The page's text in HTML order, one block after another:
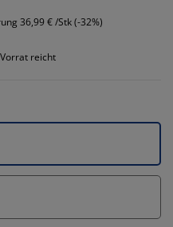
36,99 € /Stk (-32%)
reicht